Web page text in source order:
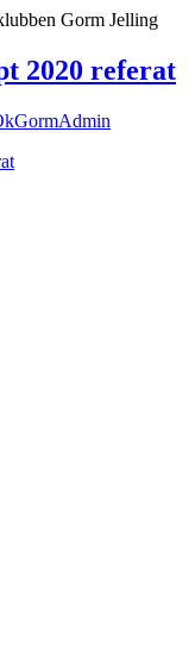
Gorm Jelling
2020 referat